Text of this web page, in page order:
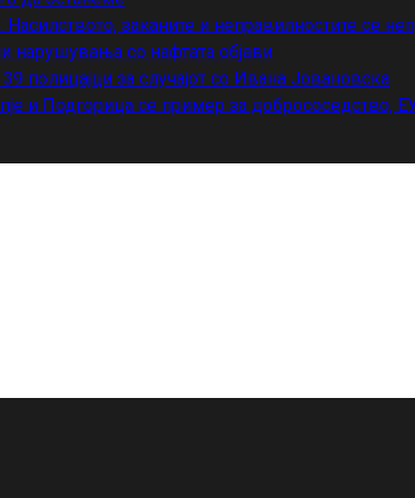
заканите и неправилностите се
нарушувања со нафтата објави
полицајци за случајот со Ивана Јовановска
и Подгорица се пример за добрососедство,